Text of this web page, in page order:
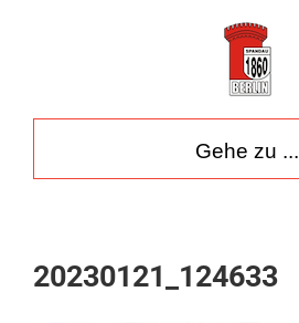
Gehe zu ...
20230121_124633